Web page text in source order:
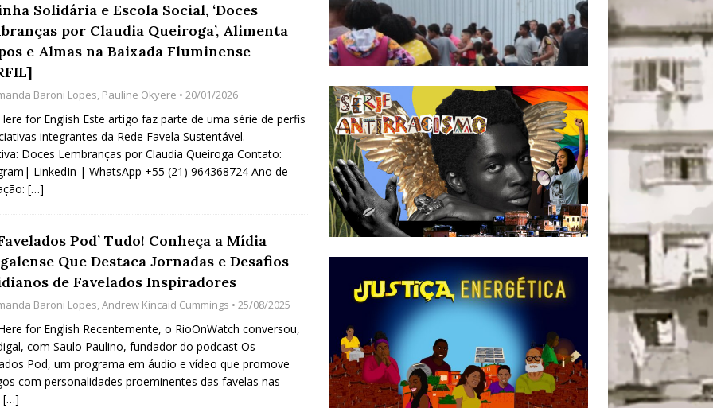
Cidades
*DESTAQUE
Começou com uma Praça em Ramos [OPINIÃO]
Agroecológico com os Povos das Águas Reúne
e Inauguração da Feira da Praia do Remanso
COBERTURA DE EVENTOS
Fluminenses, Cronicamente Abandonados,
Solidária e Escola Social, ‘Doces
por Claudia Queiroga’, Alimenta
e Almas na Baixada Fluminense
Baroni Lopes, Pauline Okyere • 20/01/2026
for English Este artigo faz parte de uma série de perfis
integrantes da Rede Favela Sustentável.
Doces Lembranças por Claudia Queiroga Contato:
LinkedIn | WhatsApp +55 (21) 964368724 Ano de
[…]
Pod’ Tudo! Conheça a Mídia
Que Destaca Jornadas e Desafios
de Favelados Inspiradores
Baroni Lopes,Andrew Kincaid Cummings • 25/08/2025
for English Recentemente, o RioOnWatch conversou,
com Saulo Paulino, fundador do podcast Os
Pod, um programa em áudio e vídeo que promove
com personalidades proeminentes das favelas nas
[…]